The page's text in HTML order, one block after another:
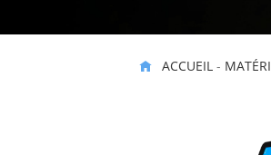
ACCUEIL -